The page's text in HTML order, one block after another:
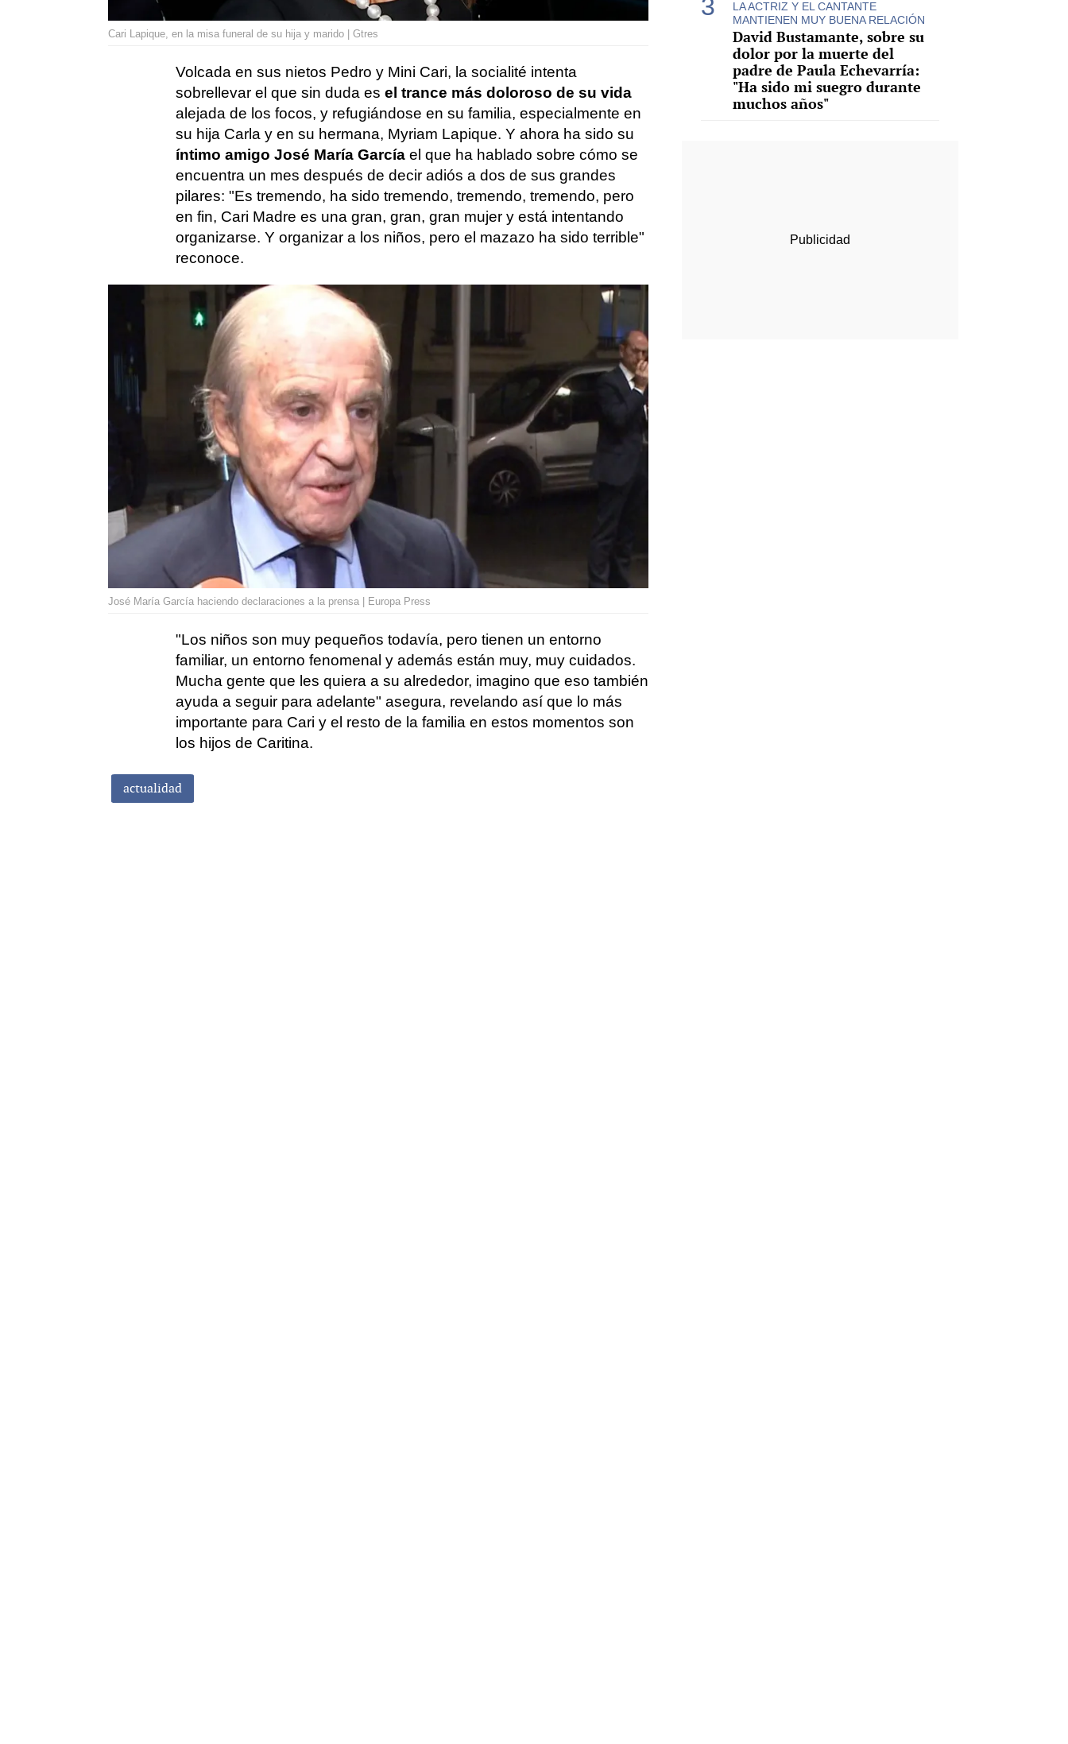
Cari Lapique, en la misa funeral de su hija y marido | Gtres
Volcada en sus nietos Pedro y Mini Cari, la socialité intenta
sobrellevar el que sin duda es el trance más doloroso de su vida
alejada de los focos, y refugiándose en su familia, especialmente en
su hija Carla y en su hermana, Myriam Lapique. Y ahora ha sido su
íntimo amigo José María García el que ha hablado sobre cómo se
encuentra un mes después de decir adiós a dos de sus grandes
pilares: "Es tremendo, ha sido tremendo, tremendo, tremendo, pero
en fin, Cari Madre es una gran, gran, gran mujer y está intentando
organizarse. Y organizar a los niños, pero el mazazo ha sido terrible"
reconoce.
José María García haciendo declaraciones a la prensa | Europa Press
"Los niños son muy pequeños todavía, pero tienen un entorno
familiar, un entorno fenomenal y además están muy, muy cuidados.
Mucha gente que les quiera a su alrededor, imagino que eso también
ayuda a seguir para adelante" asegura, revelando así que lo más
importante para Cari y el resto de la familia en estos momentos son
los hijos de Caritina.
actualidad
LA ACTRIZ Y EL CANTANTE
MANTIENEN MUY BUENA RELACIÓN
David Bustamante, sobre su
dolor por la muerte del
padre de Paula Echevarría:
"Ha sido mi suegro durante
muchos años"